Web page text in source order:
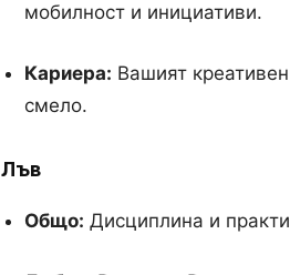
мобилност и инициативи.
Кариера: Вашият
смело.
Лъв
Общо: Дисциплина и